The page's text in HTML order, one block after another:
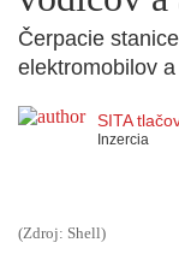
Čerpacie
elektromobilov
SITA
Inzercia
(Zdroj: Shell)